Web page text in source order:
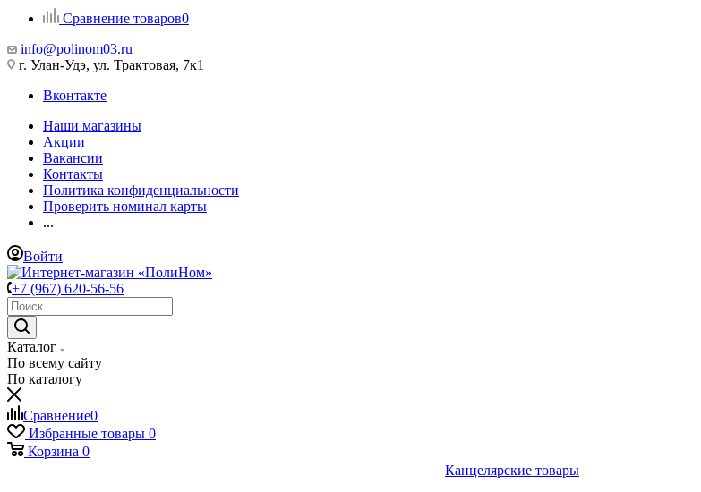
Сравнение товаров0
info@polinom03.ru
г. Улан-Удэ, ул. Трактовая, 7к1
Вконтакте
Наши магазины
Акции
Вакансии
Контакты
Политика конфиденциальности
Проверить номинал карты
...
Войти
+7 (967) 620-56-56
Каталог
По всему сайту
По каталогу
Сравнение0
Избранные товары 0
Корзина 0
Канцелярские товары